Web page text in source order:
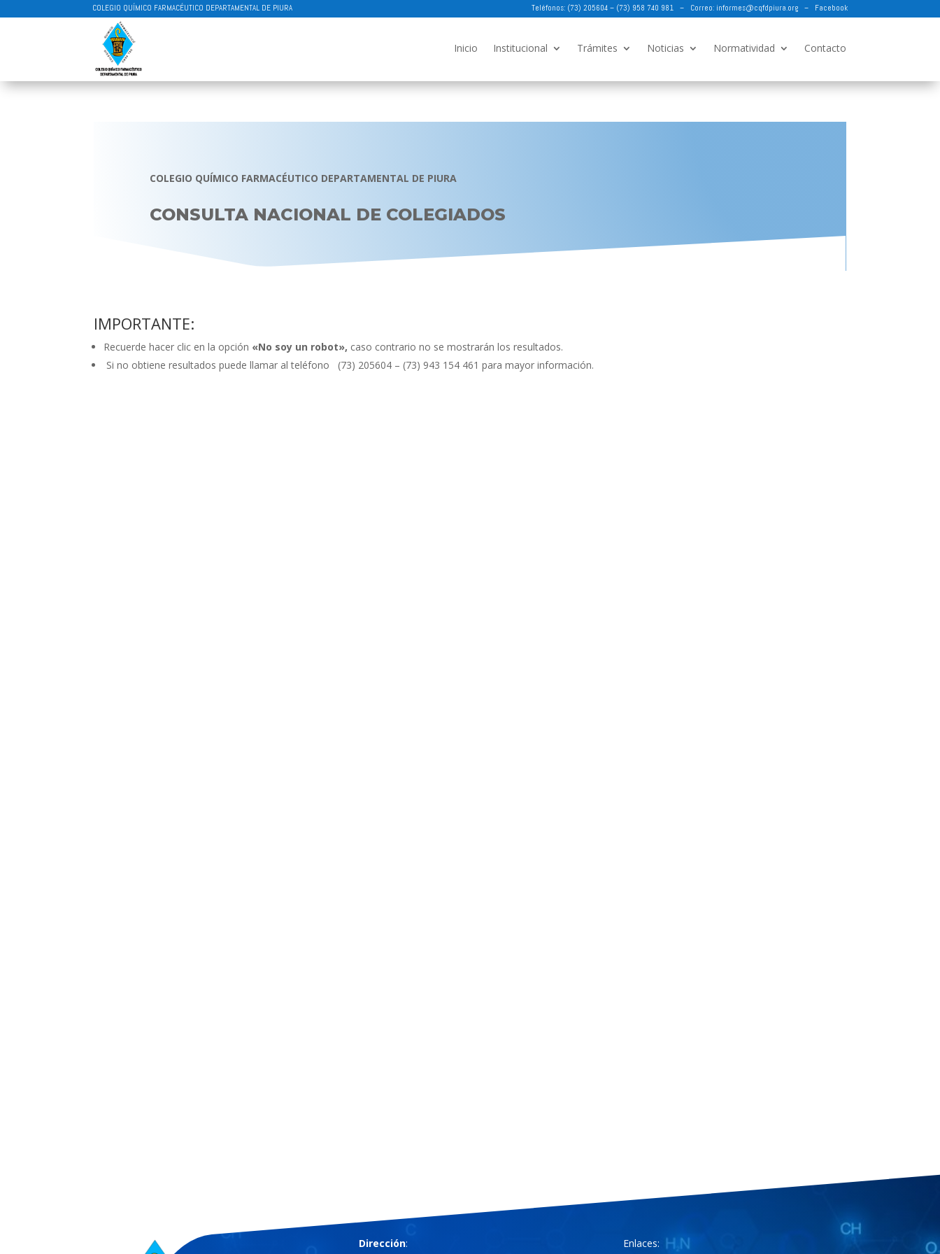
COLEGIO QUÍMICO FARMACÉUTICO DEPARTAMENTAL DE PIURA Teléfonos: (73) 205604 – (73) 958 740 981 – Correo: informes@cqfdpiura.org– Facebook
Inicio Institucional Trámites Noticias Normatividad Contacto
COLEGIO QUÍMICO FARMACÉUTICO DEPARTAMENTAL DE PIURA
CONSULTA NACIONAL DE COLEGIADOS
IMPORTANTE:
Recuerde hacer clic en la opción «No soy un robot», caso contrario no se mostrarán los resultados.
Si no obtiene resultados puede llamar al teléfono
(73) 205604 – (73) 943 154 461 para mayor información.
Dirección:
Enlaces: